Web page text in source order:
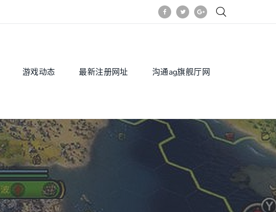
游戏动态 最新注册网址 沟通ag旗舰厅网